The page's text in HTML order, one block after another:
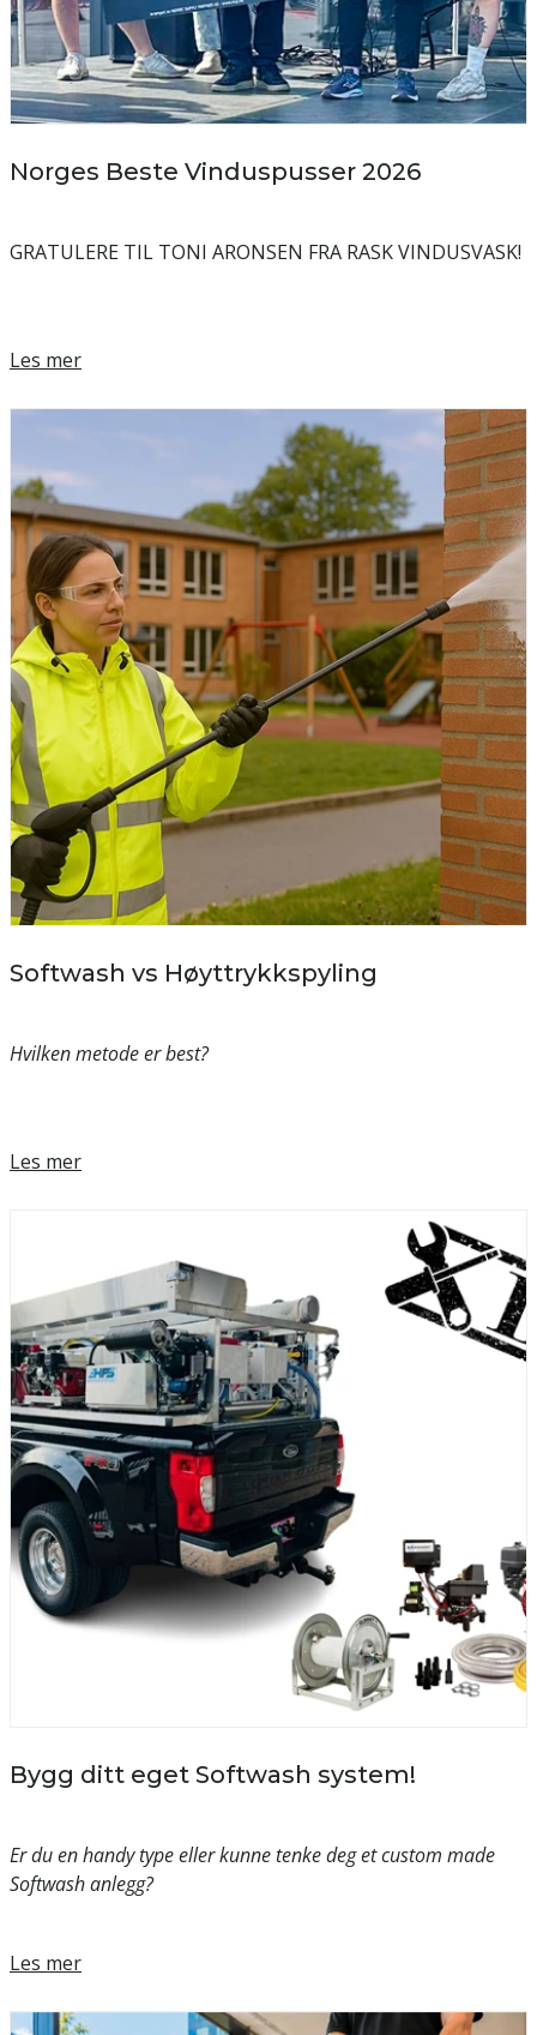
Norges Beste Vinduspusser 2026
GRATULERE TIL TONI ARONSEN FRA RASK VINDUSVASK!
Les mer
Softwash vs Høyttrykkspyling
Hvilken metode er best?
Les mer
Bygg ditt eget Softwash system!
Er du en handy type eller kunne tenke deg et custom made
Softwash anlegg?
Les mer